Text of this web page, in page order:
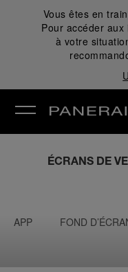
Vous êtes en
Pour accéder
à votre
ÉCRANS DE
APP FOND